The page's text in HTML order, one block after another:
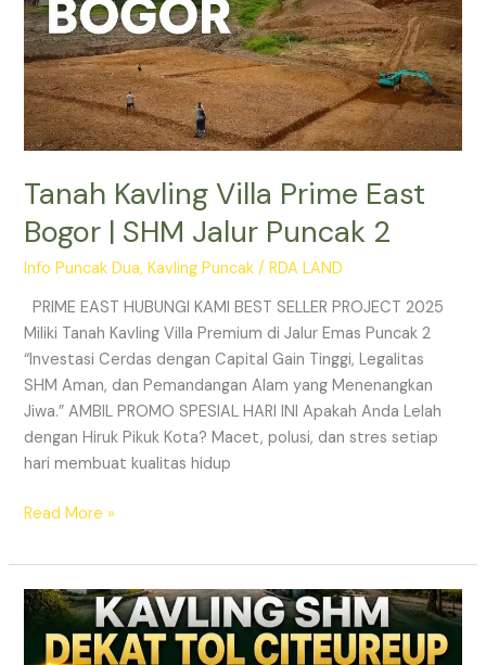
Tanah Kavling Villa Prime East
Bogor | SHM Jalur Puncak 2
Info Puncak Dua,Kavling Puncak /RDA LAND
PRIME EAST HUBUNGI KAMI BEST SELLER PROJECT 2025
Miliki Tanah Kavling Villa Premium di Jalur Emas Puncak 2
“Investasi Cerdas dengan Capital Gain Tinggi, Legalitas
SHM Aman, dan Pemandangan Alam yang Menenangkan
Jiwa.” AMBIL PROMO SPESIAL HARI INI Apakah Anda Lelah
dengan Hiruk Pikuk Kota? Macet, polusi, dan stres setiap
hari membuat kualitas hidup
Read More »
Info
Prime